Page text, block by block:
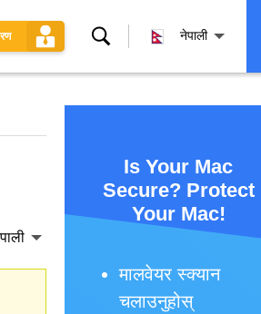
खोज्नुहोस् नेपाली
Is Your Mac
Secure? Protect
Your Mac!
मालवेयर स्क्यान
चलाउनुहोस्